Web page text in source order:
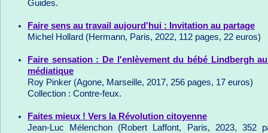
Guides.
Faire sens au travail aujourd'hui : Invitation au partage
Michel Hollard (Hermann, Paris, 2022, 112 pages, 22 euros)
Faire sensation : De l'enlèvement du bébé Lindbergh
médiatique
Roy Pinker (Agone, Marseille, 2017, 256 pages, 17 euros)
Collection : Contre-feux.
Faites mieux ! Vers la Révolution citoyenne
Jean-Luc Mélenchon (Robert Laffont, Paris, 2023, 352